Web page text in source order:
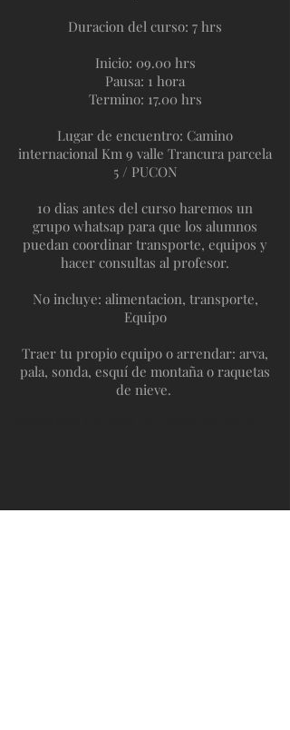
Duracion del curso: 7 hrs
Inicio: 09.00 hrs
Pausa: 1 hora
Termino: 17.00 hrs
Lugar de encuentro: Camino
internacional Km 9 valle Trancura parcela
5 / PUCON
10 dias antes del curso haremos un
grupo whatsap para que los alumnos
puedan coordinar transporte, equipos y
hacer consultas al profesor.
No incluye: alimentacion, transporte,
Equipo
Traer tu propio equipo o arrendar: arva,
pala, sonda, esquí de montaña o raquetas
de nieve.